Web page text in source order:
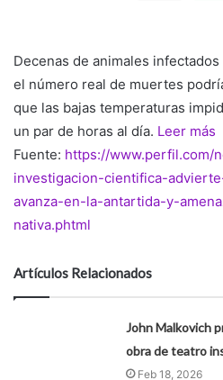
Decenas de animales
el número real de muertes
que las bajas temperaturas
un par de horas al día. Leer más
Fuente: https://www.perfil.com/
investigacion-cientifica-
avanza-en-la-antartida-y-
nativa.phtml
Artículos Relacionados
John Malkovich
obra de teatro
Feb 18, 2026